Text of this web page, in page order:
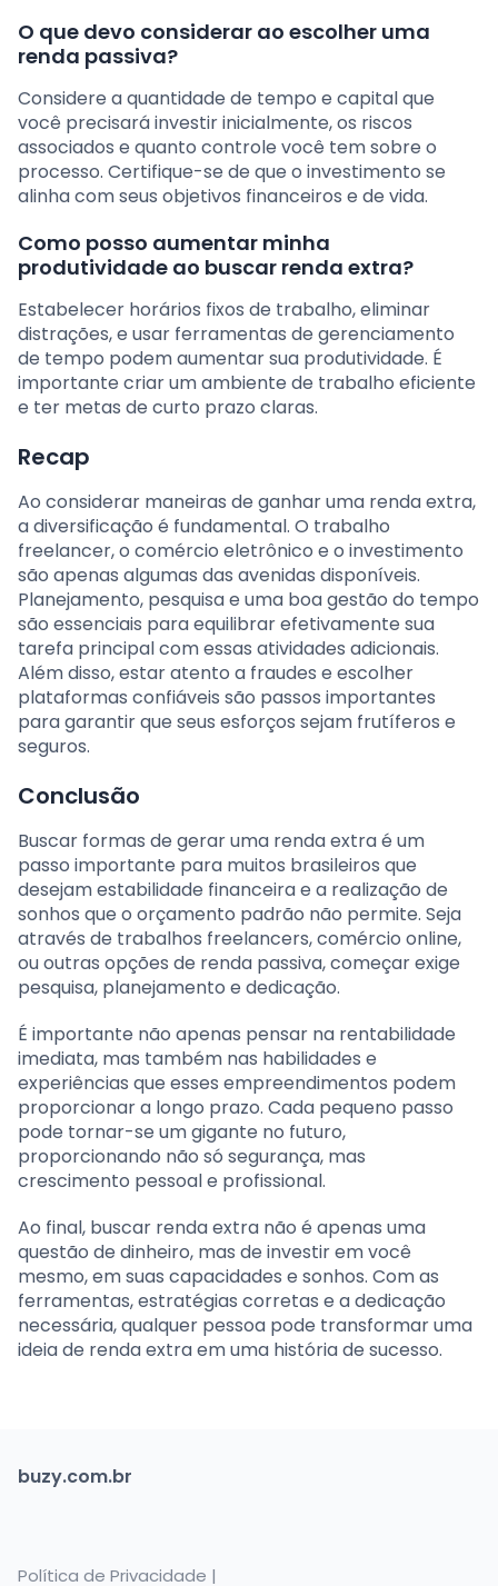
O que devo considerar ao escolher uma
renda passiva?
Considere a quantidade de tempo e capital que
você precisará investir inicialmente, os riscos
associados e quanto controle você tem sobre o
processo. Certifique-se de que o investimento se
alinha com seus objetivos financeiros e de vida.
Como posso aumentar minha
produtividade ao buscar renda extra?
Estabelecer horários fixos de trabalho, eliminar
distrações, e usar ferramentas de gerenciamento
de tempo podem aumentar sua produtividade. É
importante criar um ambiente de trabalho eficiente
e ter metas de curto prazo claras.
Recap
Ao considerar maneiras de ganhar uma renda extra,
a diversificação é fundamental. O trabalho
freelancer, o comércio eletrônico e o investimento
são apenas algumas das avenidas disponíveis.
Planejamento, pesquisa e uma boa gestão do tempo
são essenciais para equilibrar efetivamente sua
tarefa principal com essas atividades adicionais.
Além disso, estar atento a fraudes e escolher
plataformas confiáveis são passos importantes
para garantir que seus esforços sejam frutíferos e
seguros.
Conclusão
Buscar formas de gerar uma renda extra é um
passo importante para muitos brasileiros que
desejam estabilidade financeira e a realização de
sonhos que o orçamento padrão não permite. Seja
através de trabalhos freelancers, comércio online,
ou outras opções de renda passiva, começar exige
pesquisa, planejamento e dedicação.
É importante não apenas pensar na rentabilidade
imediata, mas também nas habilidades e
experiências que esses empreendimentos podem
proporcionar a longo prazo. Cada pequeno passo
pode tornar-se um gigante no futuro,
proporcionando não só segurança, mas
crescimento pessoal e profissional.
Ao final, buscar renda extra não é apenas uma
questão de dinheiro, mas de investir em você
mesmo, em suas capacidades e sonhos. Com as
ferramentas, estratégias corretas e a dedicação
necessária, qualquer pessoa pode transformar uma
ideia de renda extra em uma história de sucesso.
buzy.com.br
Política de Privacidade |